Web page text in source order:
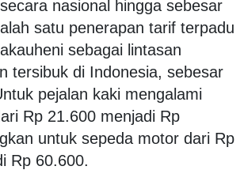
nasional hingga sebesar
satu penerapan tarif terpadu
sebagai lintasan
tersibuk di Indonesia, sebesar
pejalan kaki mengalami
Rp 21.600 menjadi Rp
untuk sepeda motor dari Rp
Rp 60.600.